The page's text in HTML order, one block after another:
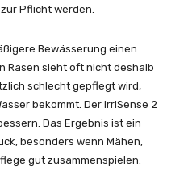
Pflicht werden.
Bewässerung einen
Rasen sieht oft nicht deshalb
schlecht gepflegt wird,
bekommt. Der IrriSense 2
Das Ergebnis ist ein
besonders wenn Mähen,
gut zusammenspielen.